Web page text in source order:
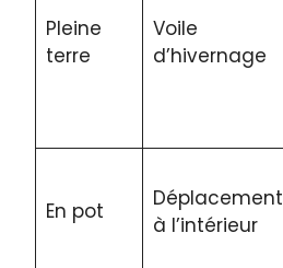
Pleine
terre
Voile
d’hivernage
En pot
Déplacement
à l’intérieur